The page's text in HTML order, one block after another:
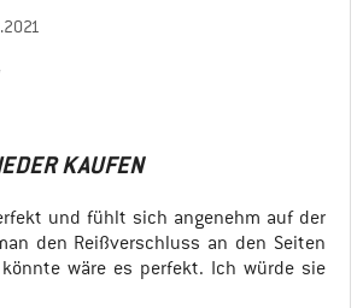
KAUFEN
und fühlt sich angenehm auf der
den Reißverschluss an den Seiten
wäre es perfekt. Ich würde sie